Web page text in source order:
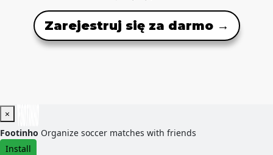
Zarejestruj się za darmo →
×
Footinho Organize soccer matches with friends
Install